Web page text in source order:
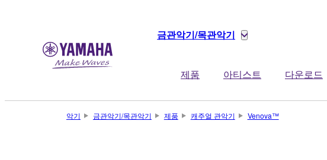
금관악기/목관악기
제품 아티스트 다운로드
악기 금관악기/목관악기 제품 캐주얼 관악기 Venova™